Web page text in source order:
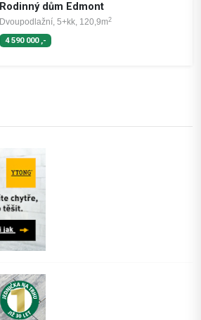
Rodinný dům Edmont
Dvoupodlažní, 5+kk, 120,9m2
4 590 000 ,-